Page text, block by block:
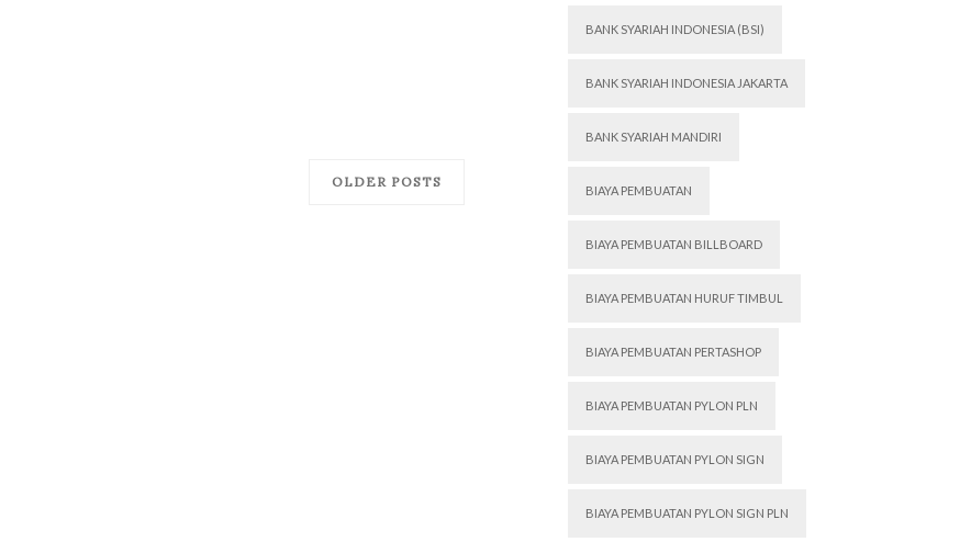
OLDER POSTS
BANK SYARIAH INDONESIA (BSI)
BANK SYARIAH INDONESIA JAKARTA
BANK SYARIAH MANDIRI
BIAYA PEMBUATAN
BIAYA PEMBUATAN BILLBOARD
BIAYA PEMBUATAN HURUF TIMBUL
BIAYA PEMBUATAN PERTASHOP
BIAYA PEMBUATAN PYLON PLN
BIAYA PEMBUATAN PYLON SIGN
BIAYA PEMBUATAN PYLON SIGN PLN